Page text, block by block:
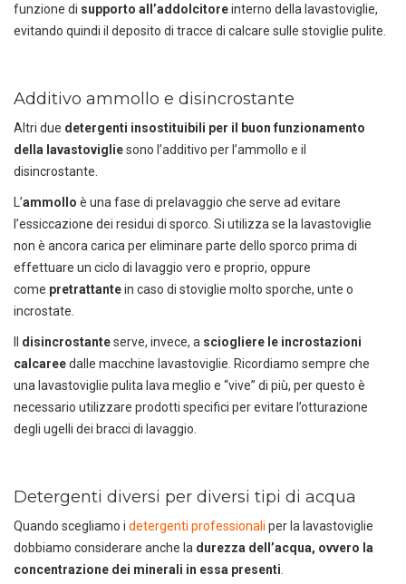
funzione di supporto all’addolcitoreinterno della lavastoviglie,
evitando quindi il deposito di tracce di calcare sulle stoviglie pulite.
Additivo ammollo e disincrostante
Altri due detergenti insostituibili per il buon funzionamento
della lavastovigliesono l’additivo per l’ammollo e il
disincrostante.
L’ammollo è una fase di prelavaggio che serve ad evitare
l’essiccazione dei residui di sporco. Si utilizza se la lavastoviglie
non è ancora carica per eliminare parte dello sporco prima di
effettuare un ciclo di lavaggio vero e proprio, oppure
come pretrattantein caso di stoviglie molto sporche, unte o
incrostate.
Il disincrostanteserve, invece, a sciogliere le incrostazioni
calcareedalle macchine lavastoviglie. Ricordiamo sempre che
una lavastoviglie pulita lava meglio e “vive” di più, per questo è
necessario utilizzare prodotti specifici per evitare l’otturazione
degli ugelli dei bracci di lavaggio.
Detergenti diversi per diversi tipi di acqua
Quando scegliamo i detergenti professionali per la lavastoviglie
dobbiamo considerare anche la durezza dell’acqua, ovvero la
concentrazione dei minerali in essa presenti